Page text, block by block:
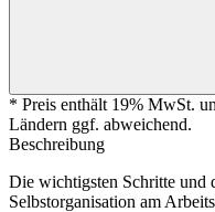
* Preis enthält 19% MwSt.
Ländern ggf. abweichend.
Beschreibung
Die wichtigsten Schritte und
Selbstorganisation am